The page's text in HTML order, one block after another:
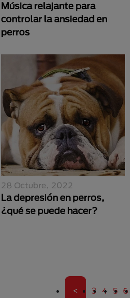
Música relajante para
controlar la ansiedad en
perros
28 Octubre, 2022
La depresión en perros,
¿qué se puede hacer?
Primera página
< Página
3 Página
4 5 6